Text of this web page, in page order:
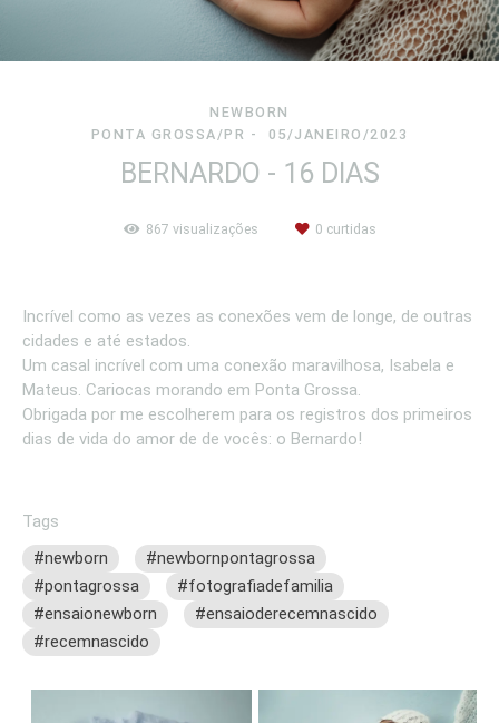
NEWBORN
PONTA GROSSA/PR
05/JANEIRO/2023
BERNARDO - 16 DIAS
867 visualizações 0 curtidas
Incrível como as vezes as conexões vem de longe, de outras
cidades e até estados.
Um casal incrível com uma conexão maravilhosa, Isabela e
Mateus. Cariocas morando em Ponta Grossa.
Obrigada por me escolherem para os registros dos primeiros
dias de vida do amor de de vocês: o Bernardo!
Tags
#newborn
#newbornpontagrossa
#pontagrossa
#fotografiadefamilia
#ensaionewborn
#ensaioderecemnascido
#recemnascido